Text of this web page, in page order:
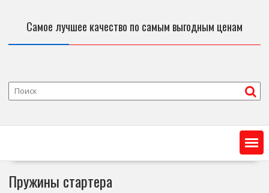
Самое лучшее качество по самым выгодным ценам
Пружины стартера